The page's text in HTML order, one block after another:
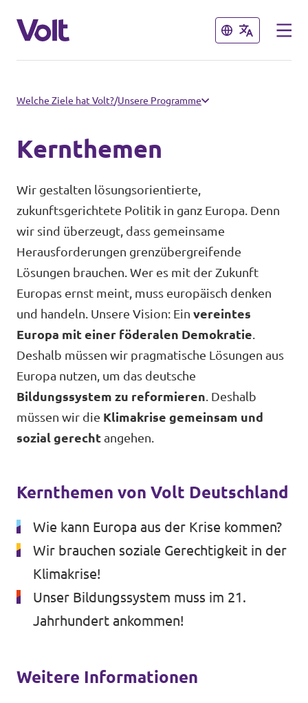
Schließen
Volt Deutschland
Website
Volt Deutschland Merchandise Shop
Schließen
Über Volt
Neuigkeiten
Unsere Events
Mache bei uns mit!
Deine Spende für Volt!
Jobs bei Volt
Transparenz
Datenschutz
Welche Ziele hat Volt?/Unsere Programme
Kernthemen
Wir gestalten lösungsorientierte,
zukunftsgerichtete Politik in ganz Europa. Denn
wir sind überzeugt, dass gemeinsame
Herausforderungen grenzübergreifende
Lösungen brauchen. Wer es mit der Zukunft
Europas ernst meint, muss europäisch denken
und handeln. Unsere Vision: Ein vereintes
Europa mit einer föderalen Demokratie.
Deshalb müssen wir pragmatische Lösungen aus
Europa nutzen, um das deutsche
Bildungssystem zu reformieren. Deshalb
müssen wir die Klimakrise gemeinsam und
sozial gerecht angehen.
Kernthemen von Volt Deutschland
Wie kann Europa aus der Krise kommen?
Wir brauchen soziale Gerechtigkeit in der
Klimakrise!
Unser Bildungssystem muss im 21.
Jahrhundert ankommen!
Weitere Informationen